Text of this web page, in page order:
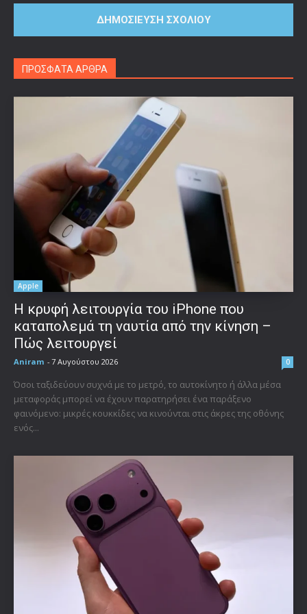
ΠΡΟΣΦΑΤΑ ΑΡΘΡΑ
Apple
Η κρυφή λειτουργία του iPhone που
καταπολεμά τη ναυτία από την κίνηση –
Πώς λειτουργεί
Aniram - 7 Αυγούστου 2026 0
Όσοι ταξιδεύουν συχνά με το μετρό, το αυτοκίνητο ή άλλα μέσα
μεταφοράς μπορεί να έχουν παρατηρήσει ένα παράξενο
φαινόμενο: μικρές κουκκίδες να κινούνται στις άκρες της οθόνης
ενός...